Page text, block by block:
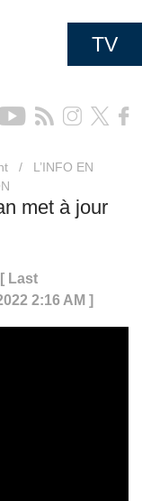
TV
/
L’INFO EN
met à jour
[ Last
2:16 AM ]